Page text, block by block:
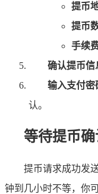
提币
提币
手续
确认提币信
输入支付密
认。
等待提币确
提币请求成功发
钟到几小时不等，你